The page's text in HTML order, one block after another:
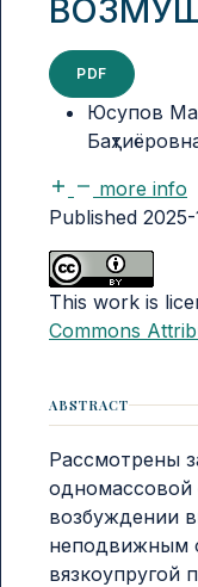
PDF
Юсупов
more info
Published 2025-
This work is
Commons
ABSTRACT
Рассмотрены
возбуждении
неподвижным
вязкоупругой